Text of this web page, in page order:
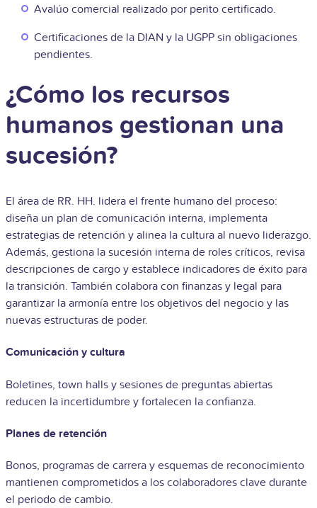
Avalúo comercial realizado por perito certificado.
Certificaciones de la DIAN y la UGPP sin obligaciones
pendientes.
¿Cómo los recursos
humanos gestionan una
sucesión?
El área de RR. HH. lidera el frente humano del proceso:
diseña un plan de comunicación interna, implementa
estrategias de retención y alinea la cultura al nuevo liderazgo.
Además, gestiona la sucesión interna de roles críticos, revisa
descripciones de cargo y establece indicadores de éxito para
la transición. También colabora con finanzas y legal para
garantizar la armonía entre los objetivos del negocio y las
nuevas estructuras de poder.
Comunicación y cultura
Boletines, town halls y sesiones de preguntas abiertas
reducen la incertidumbre y fortalecen la confianza.
Planes de retención
Bonos, programas de carrera y esquemas de reconocimiento
mantienen comprometidos a los colaboradores clave durante
el periodo de cambio.